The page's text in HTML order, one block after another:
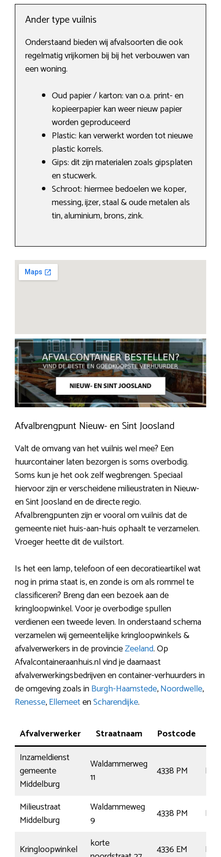
Ander type vuilnis
Onderstaand bieden wij afvalsoorten die ook
regelmatig vrijkomen bij bij het verbouwen van
een woning.
Oud papier / karton: van o.a. print- en
kopieerpapier kan weer nieuw papier
worden geproduceerd
Plastic: kan verwerkt worden tot nieuwe
plastic korrels.
Gips: dit zijn materialen zoals gipsplaten
en stucwerk.
Schroot: hiermee bedoelen we koper,
messing, ijzer, staal & oude metalen als
tin, aluminium, brons, zink.
Afvalbrengpunt Nieuw- en Sint Joosland
Valt de omvang van het vuilnis wel mee? Een
huurcontainer laten bezorgen is soms overbodig.
Soms kun je het ook zelf wegbrengen. Speciaal
hiervoor zijn er verscheidene milieustraten in Nieuw-
en Sint Joosland en de directe regio.
Afvalbrengpunten zijn er vooral om vuilnis dat de
gemeente niet huis-aan-huis ophaalt te verzamelen.
Vroeger heette dit de vuilstort.
Is het een lamp, telefoon of een decoratieartikel wat
nog in prima staat is, en zonde is om als rommel te
classificeren? Breng dan een bezoek aan de
kringloopwinkel. Voor je overbodige spullen
verdienen een tweede leven. In onderstaand schema
verzamelen wij gemeentelijke kringloopwinkels &
afvalverwerkers in de provincieZeeland. Op
Afvalcontaineraanhuis.nl vind je daarnaast
afvalverwerkingsbedrijven en container-verhuurders in
de omgeving zoals inBurgh-Haamstede,Noordwelle,
Renesse,EllemeetenScharendijke.
Afvalverwerker Straatnaam Postcode
Inzameldienst
gemeente
Middelburg
Waldammerweg
11
4338 PM
Milieustraat
Middelburg
Waldammeweg
9
4338 PM
Kringloopwinkel
korte
4336 EM